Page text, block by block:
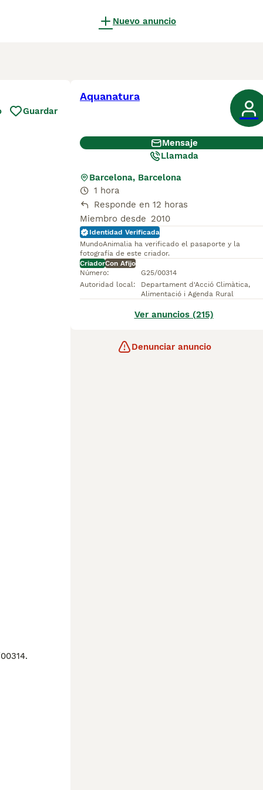
Nuevo anuncio
Guardar
Aquanatura
Mensaje
Llamada
Barcelona, Barcelona
1 hora
Responde en 12 horas
Miembro desde 2010
Identidad Verificada
MundoAnimalia ha verificado el pasaporte y la
fotografía de este criador.
CriadorCon Afijo
Número:
G25/00314
Autoridad local:
Departament d'Acció Climàtica,
Alimentació i Agenda Rural
Ver anuncios (215)
Denunciar anuncio